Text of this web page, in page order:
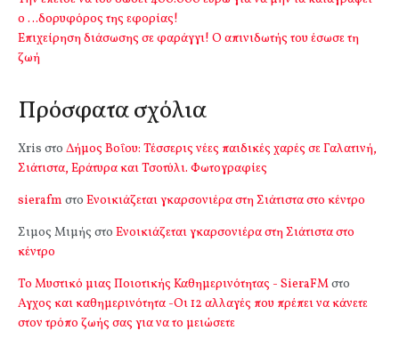
ο …δορυφόρος της εφορίας!
Επιχείρηση διάσωσης σε φαράγγι! Ο απινιδωτής του έσωσε τη
ζωή
Πρόσφατα σχόλια
Xris στο Δήμος Βοΐου: Τέσσερις νέες παιδικές χαρές σε Γαλατινή,
Σιάτιστα, Εράτυρα και Τσοτύλι. Φωτογραφίες
sierafm στο Ενοικιάζεται γκαρσονιέρα στη Σιάτιστα στο κέντρο
Σιμος Μιμής στο Ενοικιάζεται γκαρσονιέρα στη Σιάτιστα στο
κέντρο
Το Μυστικό μιας Ποιοτικής Καθημερινότητας - SieraFMστο
Αγχος και καθημερινότητα -Οι 12 αλλαγές που πρέπει να κάνετε
στον τρόπο ζωής σας για να το μειώσετε